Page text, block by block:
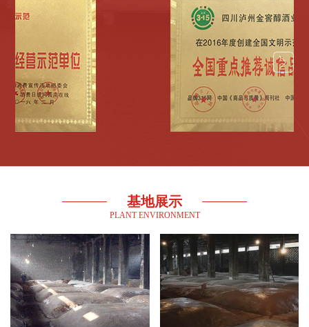
基地展示
PLANT ENVIRONMENT